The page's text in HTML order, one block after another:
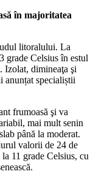
în majoritatea
litoralului. La
grade Celsius în estul
Izolat, dimineaţa şi
anunțat specialiștii
frumoasă şi va
mai mult senin
până la moderat.
valorii de 24 de
11 grade Celsius, cu